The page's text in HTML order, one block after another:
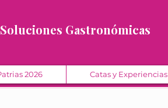
Gastronómicas
2026 Catas y Experiencias